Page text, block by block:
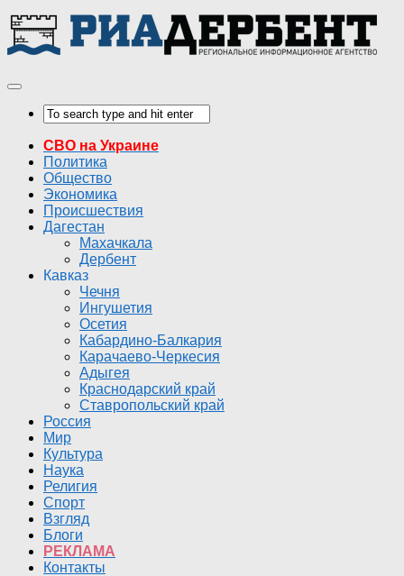
СВО на Украине
Политика
Общество
Экономика
Происшествия
Дагестан
Махачкала
Дербент
Кавказ
Чечня
Ингушетия
Осетия
Кабардино-Балкария
Карачаево-Черкесия
Адыгея
Краснодарский край
Ставропольский край
Россия
Мир
Культура
Наука
Религия
Спорт
Взгляд
Блоги
РЕКЛАМА
Контакты